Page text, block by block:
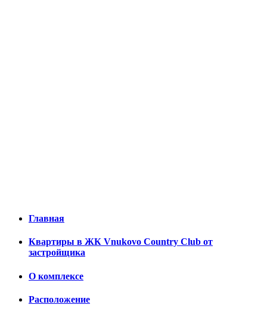
Главная
Квартиры в ЖК Vnukovo Country Club от
застройщика
О комплексе
Расположение